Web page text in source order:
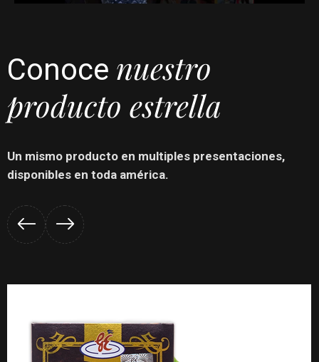
Conoce nuestro
producto estrella
Un mismo producto en multiples presentaciones,
disponibles en toda américa.